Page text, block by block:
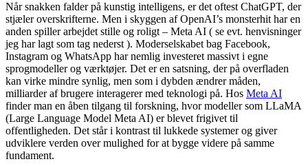
Når snakken falder på kunstig intelligens, er det oftest ChatGPT, der
stjæler overskrifterne. Men i skyggen af OpenAI’s monsterhit har en
anden spiller arbejdet stille og roligt – Meta AI ( se evt. henvisninger
jeg har lagt som tag nederst ). Moderselskabet bag Facebook,
Instagram og WhatsApp har nemlig investeret massivt i egne
sprogmodeller og værktøjer. Det er en satsning, der på overfladen
kan virke mindre synlig, men som i dybden ændrer måden,
milliarder af brugere interagerer med teknologi på. Hos Meta AI
finder man en åben tilgang til forskning, hvor modeller som LLaMA
(Large Language Model Meta AI) er blevet frigivet til
offentligheden. Det står i kontrast til lukkede systemer og giver
udviklere verden over mulighed for at bygge videre på samme
fundament.